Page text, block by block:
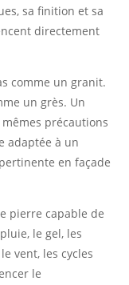
sa finition et sa
directement
comme un granit.
un grès. Un
précautions
adaptée à un
en façade
pierre capable de
le gel, les
vent, les cycles
le